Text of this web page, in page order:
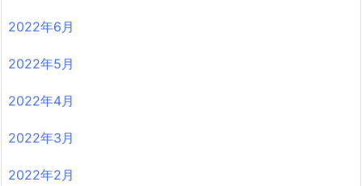
2022年6月
2022年5月
2022年4月
2022年3月
2022年2月